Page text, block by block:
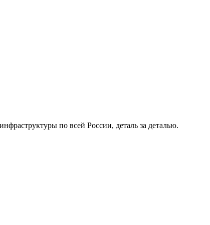
по всей России, деталь за деталью.